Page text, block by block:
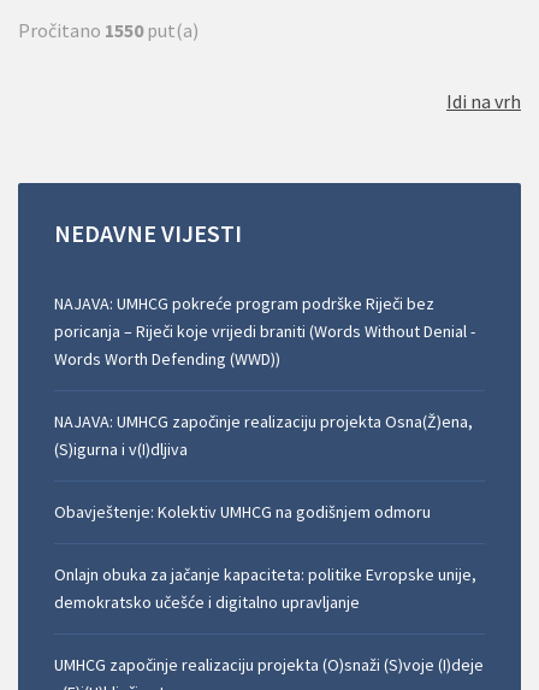
Pročitano 1550put(a)
Idi na vrh
NEDAVNE VIJESTI
NAJAVA: UMHCG pokreće program podrške Riječi bez
poricanja – Riječi koje vrijedi braniti (Words Without Denial -
Words Worth Defending (WWD))
NAJAVA: UMHCG započinje realizaciju projekta Osna(Ž)ena,
(S)igurna i v(I)dljiva
Obavještenje: Kolektiv UMHCG na godišnjem odmoru
Onlajn obuka za jačanje kapaciteta: politike Evropske unije,
demokratsko učešće i digitalno upravljanje
UMHCG započinje realizaciju projekta (O)snaži (S)voje (I)deje